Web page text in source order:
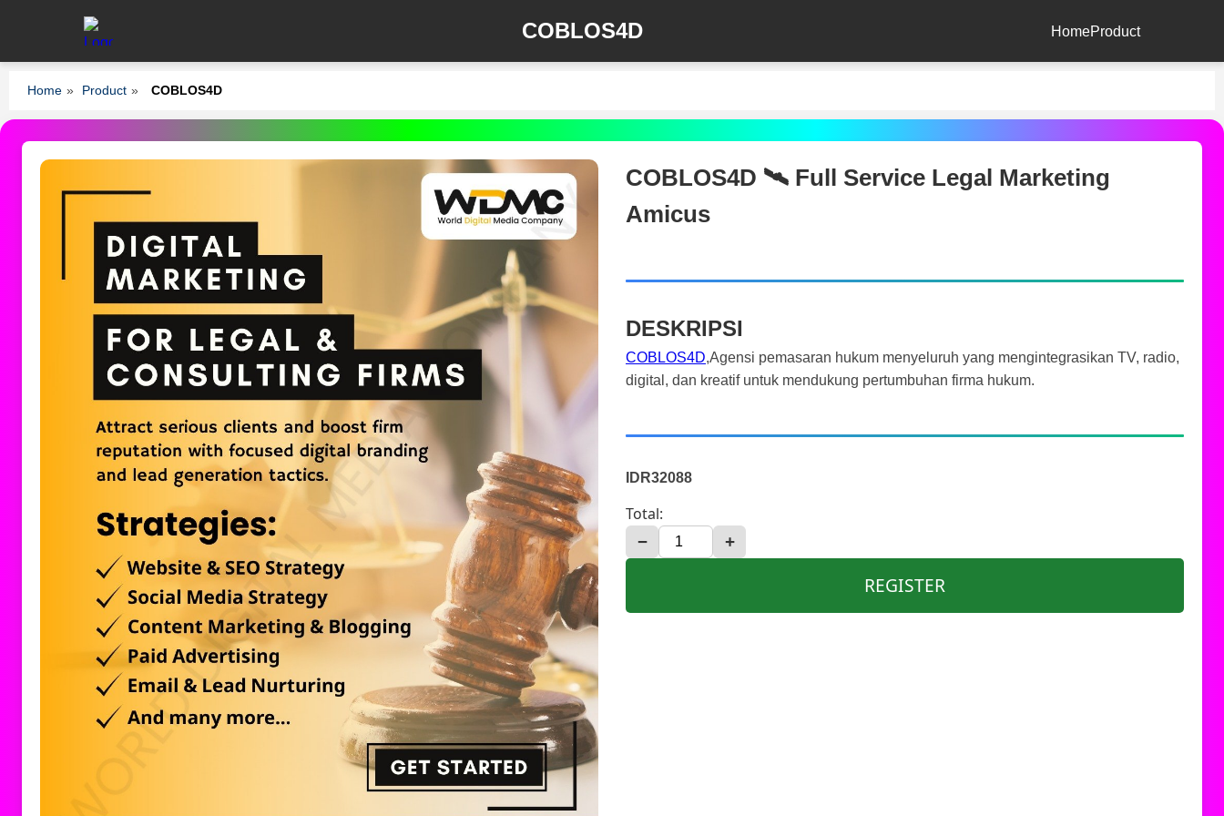
COBLOS4D HomeProduct
Home » Product » COBLOS4D
COBLOS4D 🛰️‍ Full Service Legal Marketing
Amicus
DESKRIPSI
COBLOS4D,Agensi pemasaran hukum menyeluruh yang mengintegrasikan TV, radio,
digital, dan kreatif untuk mendukung pertumbuhan firma hukum.
IDR32088
Total:
− +
REGISTER